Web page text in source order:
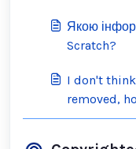
Якою
Scratch?
I don't
removed,